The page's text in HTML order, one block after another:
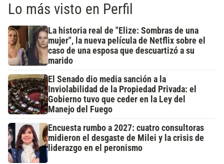
Lo más visto en Perfil
La historia real de "Elize: Sombras de una
mujer", la nueva película de Netflix sobre el
caso de una esposa que descuartizó a su
marido
El Senado dio media sanción a la
Inviolabilidad de la Propiedad Privada: el
Gobierno tuvo que ceder en la Ley del
Manejo del Fuego
Encuesta rumbo a 2027: cuatro consultoras
midieron el desgaste de Milei y la crisis de
liderazgo en el peronismo